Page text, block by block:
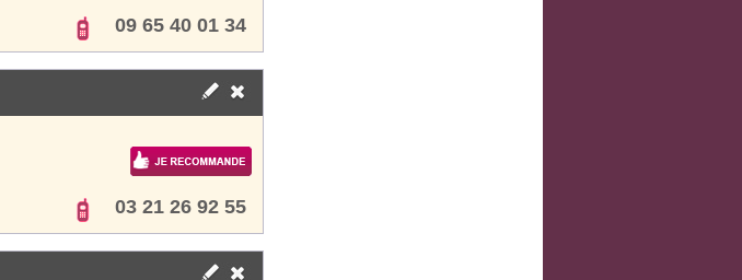
09 65 40 01 34
03 21 26 92 55